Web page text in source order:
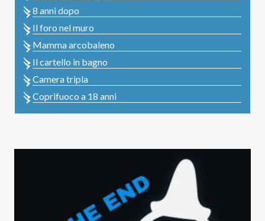
8 anni dopo
Il foro nel muro
Mamma arcobaleno
Il cartello in bagno
Camera tripla
Coprifuoco a 18 anni